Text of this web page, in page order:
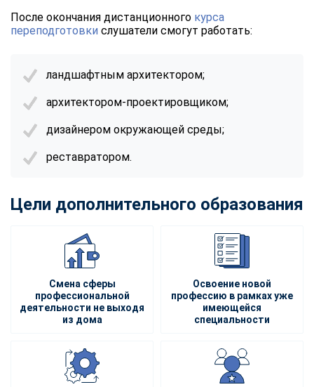
После окончания дистанционного курса
переподготовки слушатели смогут работать:
ландшафтным архитектором;
архитектором-проектировщиком;
дизайнером окружающей среды;
реставратором.
Цели дополнительного образования
Смена сферы
профессиональной
деятельности не выходя
из дома
Освоение новой
профессию в рамках уже
имеющейся
специальности